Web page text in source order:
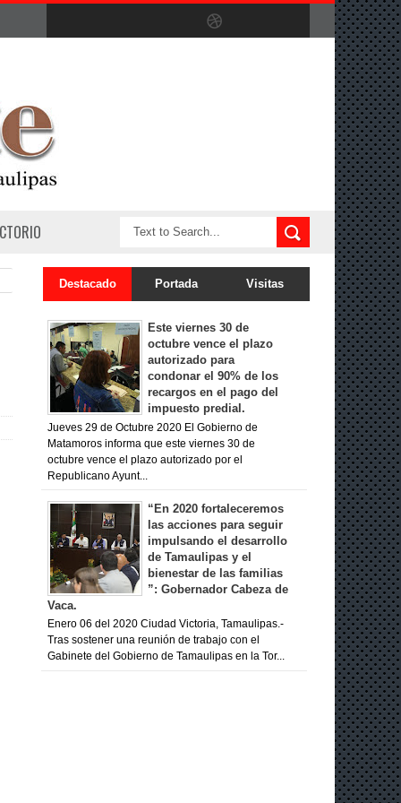
Destacado Portada Visitas
Este viernes 30 de
octubre vence el plazo
autorizado para
condonar el 90% de los
recargos en el pago del
impuesto predial.
Jueves 29 de Octubre 2020 El Gobierno de
Matamoros informa que este viernes 30 de
octubre vence el plazo autorizado por el
Republicano Ayunt...
“En 2020 fortaleceremos
las acciones para seguir
impulsando el desarrollo
de Tamaulipas y el
bienestar de las familias
”: Gobernador Cabeza de
Vaca.
Enero 06 del 2020 Ciudad Victoria, Tamaulipas.-
Tras sostener una reunión de trabajo con el
Gabinete del Gobierno de Tamaulipas en la Tor...